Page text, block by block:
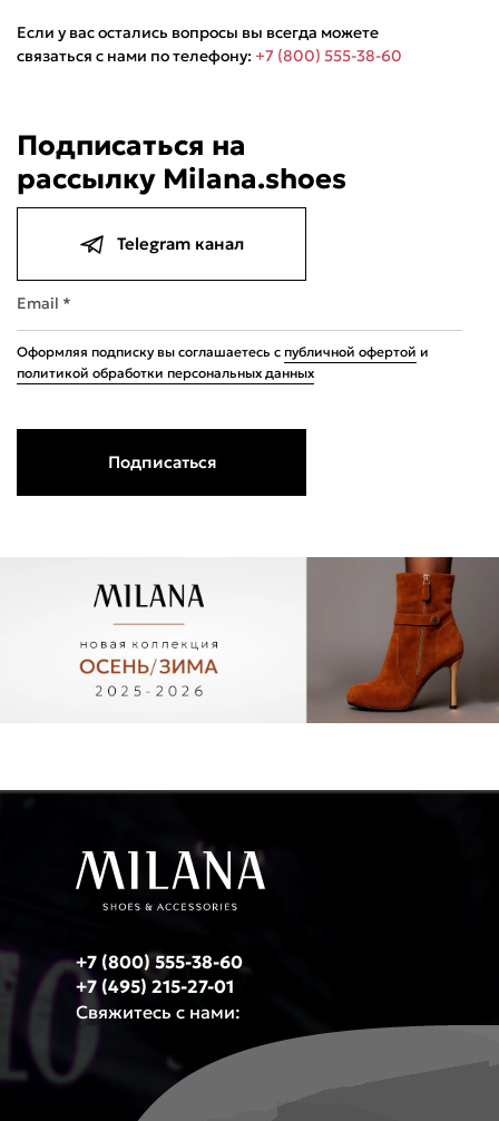
ПоделиМоккаДавай делить
947,50 ₽ 947,50 ₽ 947,50 ₽
Если у вас остались вопросы вы всегда можете
связаться с нами по телефону: +7 (800) 555-38-60
Подписаться на
рассылку Milana.shoes
Telegram канал
Email *
Оформляя подписку вы соглашаетесь с публичной офертой и
политикой обработки персональных данных
Подписаться
+7 (800) 555-38-60
+7 (495) 215-27-01
Свяжитесь с нами: